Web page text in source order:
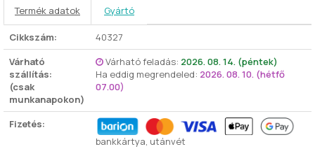
Termék adatok Gyártó
Cikkszám:
40327
Várható
szállítás:
(csak
munkanapokon)
Várható feladás: 2026. 08. 14. (péntek)
Ha eddig megrendeled: 2026. 08. 10. (hétfő
07.00)
Fizetés:
bankkártya, utánvét